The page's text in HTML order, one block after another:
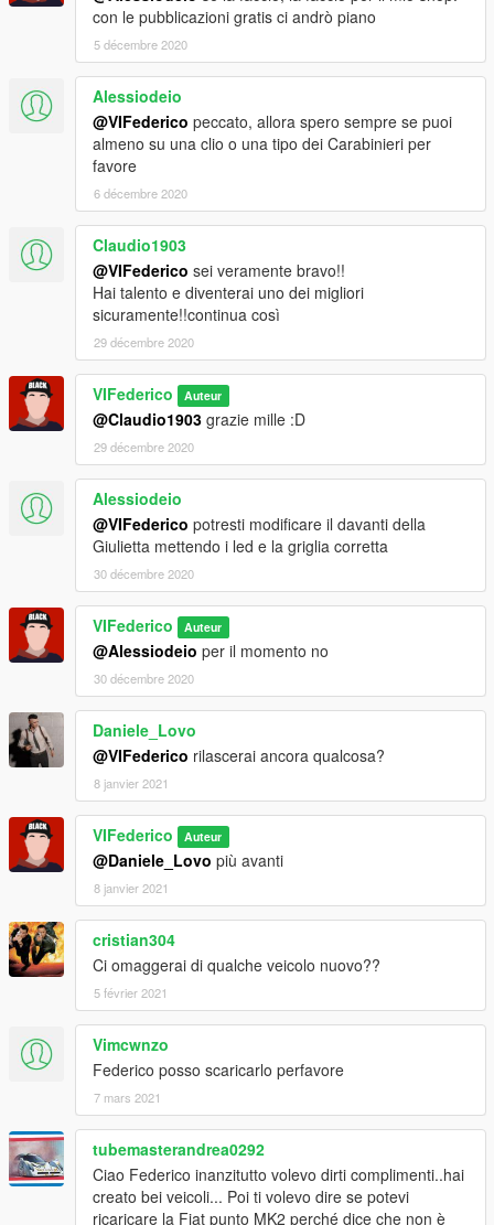
con le pubblicazioni gratis ci andrò piano
5 décembre 2020
Alessiodeio
@VIFederico peccato, allora spero sempre se puoi
almeno su una clio o una tipo dei Carabinieri per
favore
6 décembre 2020
Claudio1903
@VIFederico sei veramente bravo!!
Hai talento e diventerai uno dei migliori
sicuramente!!continua così
29 décembre 2020
VIFederico Auteur
@Claudio1903 grazie mille :D
29 décembre 2020
Alessiodeio
@VIFederico potresti modificare il davanti della
Giulietta mettendo i led e la griglia corretta
30 décembre 2020
VIFederico Auteur
@Alessiodeio per il momento no
30 décembre 2020
Daniele_Lovo
@VIFederico rilascerai ancora qualcosa?
8 janvier 2021
VIFederico Auteur
@Daniele_Lovo più avanti
8 janvier 2021
cristian304
Ci omaggerai di qualche veicolo nuovo??
5 février 2021
Vimcwnzo
Federico posso scaricarlo perfavore
7 mars 2021
tubemasterandrea0292
Ciao Federico inanzitutto volevo dirti complimenti..hai
creato bei veicoli... Poi ti volevo dire se potevi
ricaricare la Fiat punto MK2 perché dice che non è